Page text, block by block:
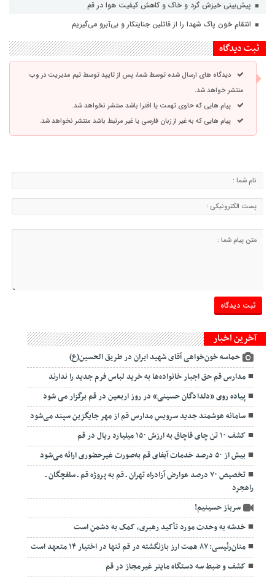
پیش‌بینی خیزش گرد و خاک و کاهش کیفیت هوا در قم
انتقام خون پاک شهدا را از قاتلین جنایتکار و بی‌آبرو می‌گیریم
ثبت دیدگاه
دیدگاه های ارسال شده توسط شما، پس از تایید توسط تیم مدیریت در وب
منتشر خواهد شد.
پیام هایی که حاوی تهمت یا افترا باشد منتشر نخواهد شد.
پیام هایی که به غیر از زبان فارسی یا غیر مرتبط باشد منتشر نخواهد شد.
آخرین اخبار
حماسه خون‌خواهی آقای شهید ایران در طریق الحسین(ع)
مدارس قم حق اجبار خانواده‌ها به خرید لباس فرم جدید را ندارند
پیاده روی «دلدادگان حسینی» در روز اربعین در قم برگزار می شود
سامانه هوشمند جدید سرویس مدارس قم از مهر جایگزین سپند می‌شود
کشف ۱۰ تن چای قاچاق به ارزش ۱۵۰ میلیارد ریال در قم
بیش از ۵۰ درصد خدمات آبفای قم به‌صورت غیرحضوری ارائه می‌شود
تخصیص ۷۰ درصد عوارض آزادراه تهران ـ قم به پروژه قم ـ سلفچگان ـ
راهجرد
سرباز حسینیم!
خدشه به وحدت مورد تأکید رهبری، کمک به دشمن است
منان‌رئیسی: ۸۷ همت ارز بازنگشته در قم تنها در اختیار ۱۴ متعهد است
کشف و ضبط سه دستگاه ماینر غیرمجاز در قم